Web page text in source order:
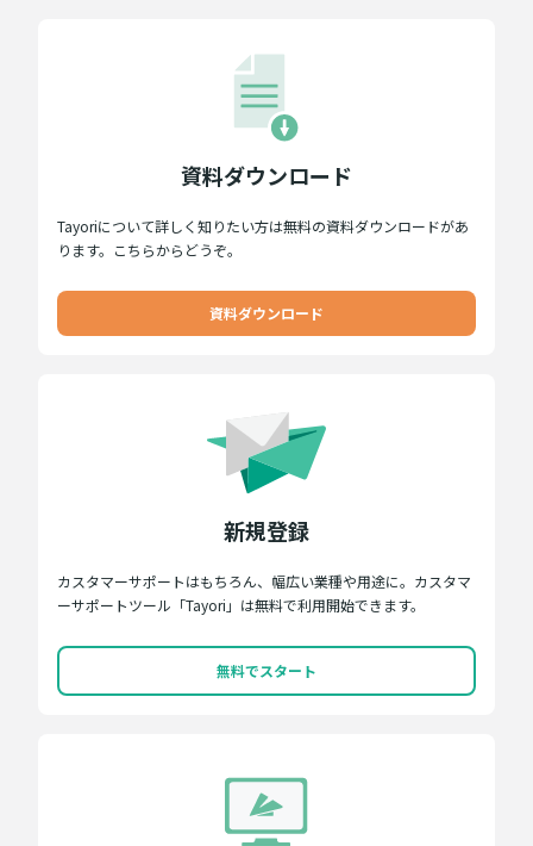
資料ダウンロード
Tayoriについて詳しく知りたい方は無料の資料ダウンロードがあ
ります。こちらからどうぞ。
資料ダウンロード
新規登録
カスタマーサポートはもちろん、幅広い業種や用途に。カスタマ
ーサポートツール「Tayori」は無料で利用開始できます。
無料でスタート